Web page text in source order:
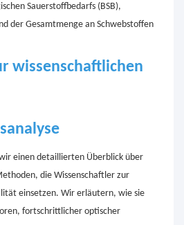
Sauerstoffbedarfs (BSB),
der Gesamtmenge an Schwebstoffen
wissenschaftlichen
einen detaillierten Überblick über
die Wissenschaftler zur
einsetzen. Wir erläutern, wie sie
fortschrittlicher optischer